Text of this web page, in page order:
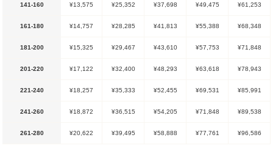
141-160 ¥13,575 ¥25,352 ¥37,698 ¥49,475 ¥61,253
161-180 ¥14,757 ¥28,285 ¥41,813 ¥55,388 ¥68,348
181-200 ¥15,325 ¥29,467 ¥43,610 ¥57,753 ¥71,848
201-220 ¥17,122 ¥32,400 ¥48,293 ¥63,618 ¥78,943
221-240 ¥18,257 ¥35,333 ¥52,455 ¥69,531 ¥85,991
241-260 ¥18,872 ¥36,515 ¥54,205 ¥71,848 ¥89,538
261-280 ¥20,622 ¥39,495 ¥58,888 ¥77,761 ¥96,586